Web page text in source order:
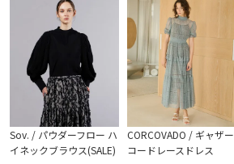
Sov. / パウダーフロー ハ
イネックブラウス(SALE)
CORCOVADO / ギャザー
コードレースドレス